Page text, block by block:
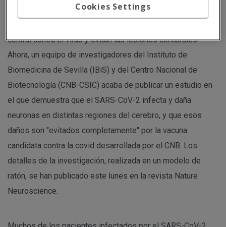
que han sido poco estudiados. Además, se desconoce si
central contra el virus y evitan las lesiones cerebrales.
Ahora, un equipo de investigadores del Instituto de
Biomedicina de Sevilla (IBiS) y del Centro Nacional de
Biotecnología (CNB-CSIC) acaba de publicar un estudio en
el que demuestra que el SARS-CoV-2 infecta y daña
neuronas en distintas regiones del cerebro, y que esos
daños son "evitados completamente" por la vacuna
candidata contra la covid desarrollada por el CNB. Los
detalles de la investigación, realizada en un modelo de
ratón, se han publicado este lunes en la revista Nature
Neuroscience.
Cookies Settings